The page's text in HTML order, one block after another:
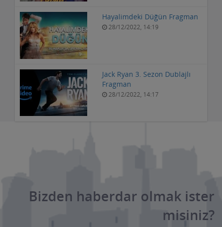
Hayalimdeki Düğün Fragman
28/12/2022, 14:19
Jack Ryan 3. Sezon Dublajlı
Fragman
28/12/2022, 14:17
Bizden haberdar olmak ister
misiniz?